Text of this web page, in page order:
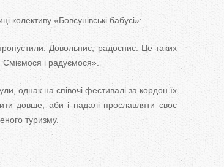
колективу «Бовсунівські бабусі»:
Довольниє, радосниє. Це таких
Сміємося і радуємося».
однак на співочі фестивалі за кордон їх
довше, аби і надалі прославляти своє
туризму.